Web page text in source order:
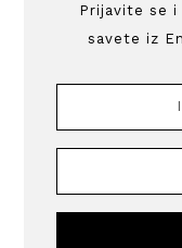
Prijavite se
savete iz